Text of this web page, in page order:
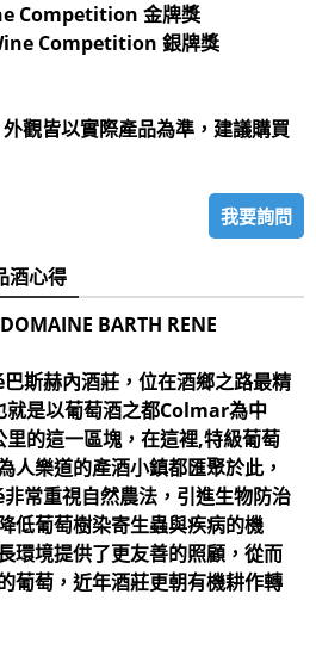
Competition 金牌獎
Competition 銀牌獎
觀皆以實際產品為準，建議購買
我要詢問
酒心得
BARTH RENE
斯赫內酒莊，位在酒鄉之路最精
就是以葡萄酒之都Colmar為中
的這一區塊，在這裡,特級葡萄
人樂道的產酒小鎮都匯聚於此，
常重視自然農法，引進生物防治
低葡萄樹染寄生蟲與疾病的機
環境提供了更友善的照顧，從而
葡萄，近年酒莊更朝有機耕作轉